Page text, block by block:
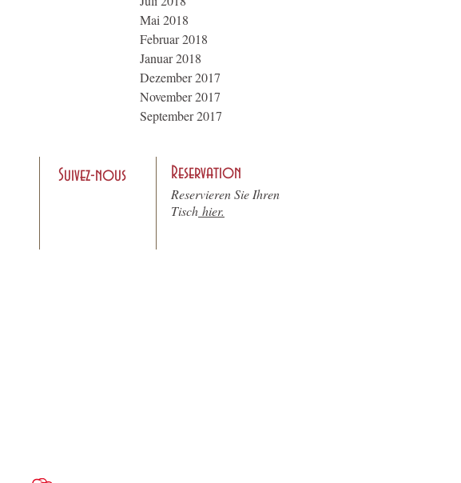
Mai 2018
Februar 2018
Januar 2018
Dezember 2017
November 2017
September 2017
Suivez-nous Reservation
Reservieren Sie Ihren
Tisch hier.